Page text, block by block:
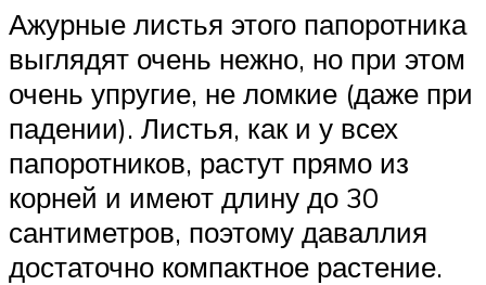
Ажурные листья этого папоротника
выглядят очень нежно, но при этом
очень упругие, не ломкие (даже при
падении). Листья, как и у всех
папоротников, растут прямо из
корней и имеют длину до 30
сантиметров, поэтому даваллия
достаточно компактное растение.